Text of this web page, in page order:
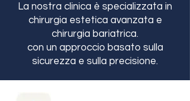
La nostra clinica è specializzata in
chirurgia estetica avanzata e
chirurgia bariatrica.
con un approccio basato sulla
sicurezza e sulla precisione.